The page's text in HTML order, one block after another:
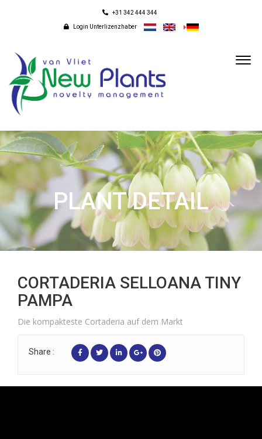
+31 342 444 344
Login Unterlizenzhaber
PLANT DETAIL
CORTADERIA SELLOANA TINY
PAMPA
Die kompakteste Cortaderia auf dem Markt
Share :